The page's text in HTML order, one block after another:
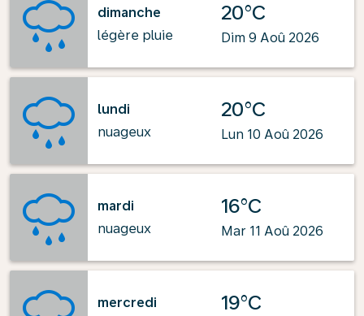
dimanche
légère pluie
20°C
Dim 9 Aoû 2026
lundi
nuageux
20°C
Lun 10 Aoû 2026
mardi
nuageux
16°C
Mar 11 Aoû 2026
mercredi
19°C